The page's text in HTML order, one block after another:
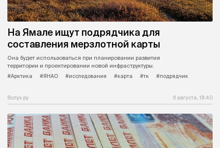
На Ямале ищут подрядчика для
составления мерзлотной карты
Она будет использоваться при планировании развития
территории и проектировании новой инфраструктуры.
#Арктика
#ЯНАО #исследования #карта #тк #подрядчик
Вслух.ру 6 августа, 18:40